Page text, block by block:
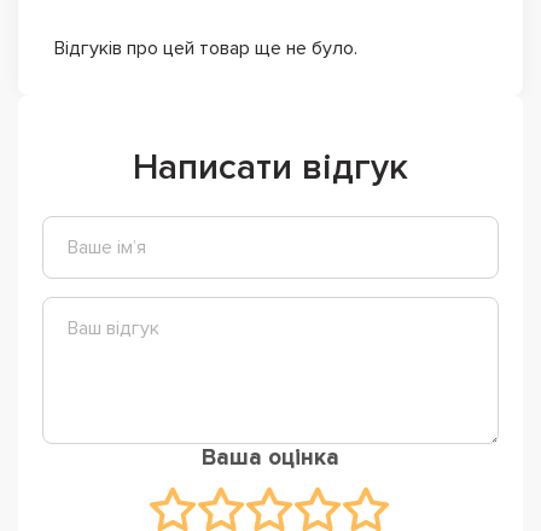
Відгуків про цей товар ще не було.
Написати відгук
Ваша оцінка